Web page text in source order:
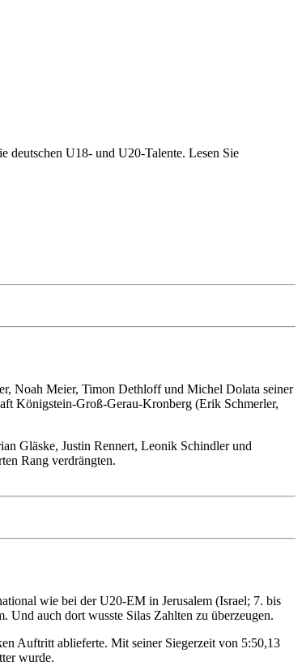
deutschen U18- und U20-Talente. Lesen Sie
Noah Meier, Timon Dethloff und Michel Dolata seiner
Königstein-Groß-Gerau-Kronberg (Erik Schmerler,
Gläske, Justin Rennert, Leonik Schindler und
Rang verdrängten.
wie bei der U20-EM in Jerusalem (Israel; 7. bis
Und auch dort wusste Silas Zahlten zu überzeugen.
Auftritt ablieferte. Mit seiner Siegerzeit von 5:50,13
wurde.